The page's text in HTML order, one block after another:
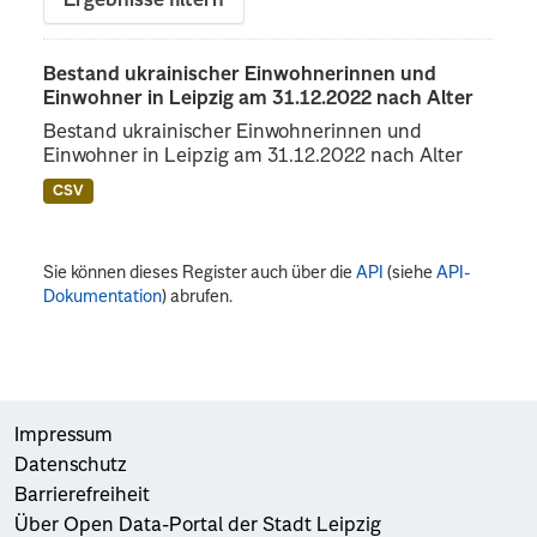
Bestand ukrainischer Einwohnerinnen und
Einwohner in Leipzig am 31.12.2022 nach Alter
Bestand ukrainischer Einwohnerinnen und
Einwohner in Leipzig am 31.12.2022 nach Alter
CSV
Sie können dieses Register auch über dieAPI (sieheAPI-
Dokumentation) abrufen.
Impressum
Datenschutz
Barrierefreiheit
Über Open Data-Portal der Stadt Leipzig